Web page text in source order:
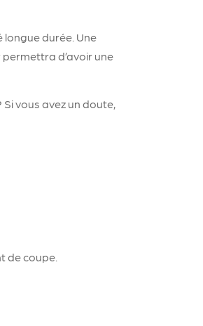
longue durée. Une
d’avoir une
vous avez un doute,
de coupe.